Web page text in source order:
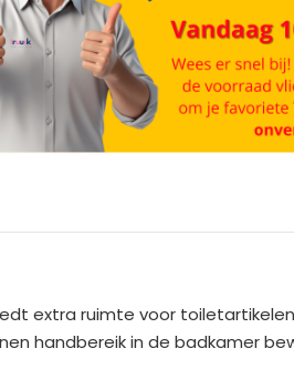
extra ruimte voor
handbereik in de badkamer